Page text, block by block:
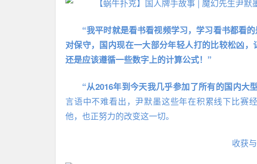
“我平时就是看书看视频学习，学习看书都看
对保守，国内现在一大部分年轻人打的比较松凶
还是应该遵循一些数字上的计算公式！”
“从2016年到今天我几乎参加了所有的国内大
言语中不难看出，尹默墨这些年在积累线下比赛
他，也正努力的改变这一切。
收获